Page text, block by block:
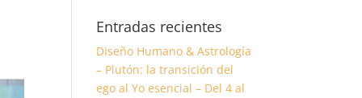
Entradas recientes
Diseño Humano & Astrología
– Plutón: la transición del
ego al Yo esencial – Del 4 al